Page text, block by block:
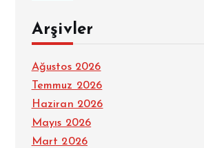
Arşivler
Ağustos 2026
Temmuz 2026
Haziran 2026
Mayıs 2026
Mart 2026